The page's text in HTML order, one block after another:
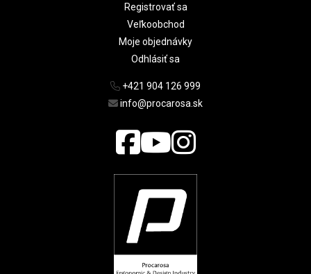
Registrovať sa
Veľkoobchod
Moje objednávky
Odhlásiť sa
+421 904 126 999
info@procarosa.sk